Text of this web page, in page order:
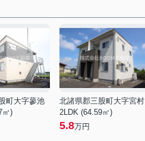
町大字蓼池
㎡)
北諸県郡三股町大字宮村
2LDK (64.59㎡)
5.8万円